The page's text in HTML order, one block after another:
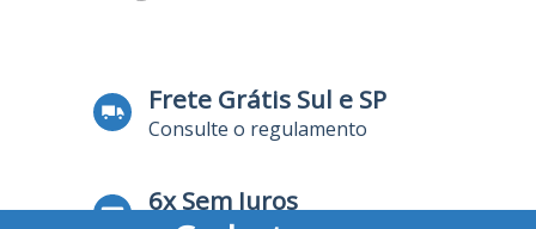
Frete Grátis Sul e SP
Consulte o regulamento
6x Sem Juros